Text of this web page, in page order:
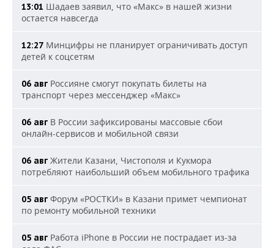
13:01 Шадаев заявил, что «Макс» в нашей жизни
остается навсегда
12:27 Минцифры не планирует ограничивать доступ
детей к соцсетям
06 авг Россияне смогут покупать билеты на
транспорт через мессенджер «Макс»
06 авг В России зафиксированы массовые сбои
онлайн-сервисов и мобильной связи
06 авг Жители Казани, Чистополя и Кукмора
потребляют наибольший объем мобильного трафика
05 авг Форум «РОСТКИ» в Казани примет чемпионат
по ремонту мобильной техники
05 авг Работа iPhone в России не пострадает из-за